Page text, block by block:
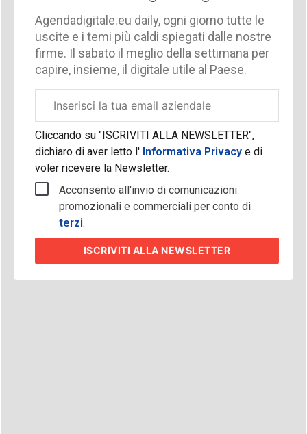
Agendadigitale.eu daily, ogni giorno tutte le
uscite e i temi più caldi spiegati dalle nostre
firme. Il sabato il meglio della settimana per
capire, insieme, il digitale utile al Paese.
aziendale
Cliccando su "ISCRIVITI ALLA NEWSLETTER",
dichiaro di aver letto l'Informativa Privacy e di
voler ricevere la Newsletter.
Acconsento all'invio di comunicazioni
promozionali e commerciali per conto di
terzi.
ISCRIVITI ALLA NEWSLETTER